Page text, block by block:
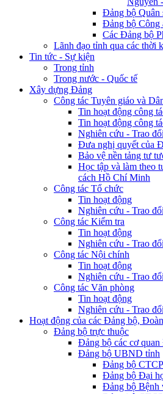
Đảng bộ Quân
Đảng bộ Công
Các Đảng bộ
Lãnh đạo tỉnh qua các thời
Tin tức - Sự kiện
Trong tỉnh
Trong nước - Quốc tế
Xây dựng Đảng
Công tác Tuyên giáo và
Tin hoạt động công
Tin hoạt động công
Nghiên cứu - Trao đổi
Đưa nghị quyết của
Bảo vệ nền tảng tư
Học tập và làm theo
cách Hồ Chí Minh
Công tác Tổ chức
Tin hoạt động
Nghiên cứu - Trao đổi
Công tác Kiểm tra
Tin hoạt động
Nghiên cứu - Trao đổi
Công tác Nội chính
Tin hoạt động
Nghiên cứu - Trao đổi
Công tác Văn phòng
Tin hoạt động
Nghiên cứu - Trao đổi
Hoạt động của các Đảng bộ,
Đảng bộ trực thuộc
Đảng bộ các cơ
Đảng bộ UBND tỉnh
Đảng bộ
Đảng bộ Đại
Đảng bộ Bệnh